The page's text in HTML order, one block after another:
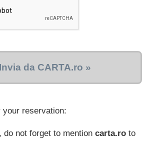
Invia da CARTA.ro »
your reservation:
do not forget to mention carta.ro to